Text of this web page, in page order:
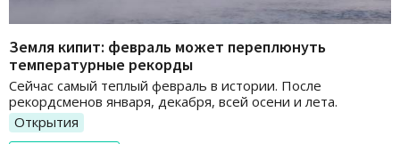
Земля кипит: февраль может переплюнуть
температурные рекорды
Сейчас самый теплый февраль в истории. После
рекордсменов января, декабря, всей осени и лета.
Открытия